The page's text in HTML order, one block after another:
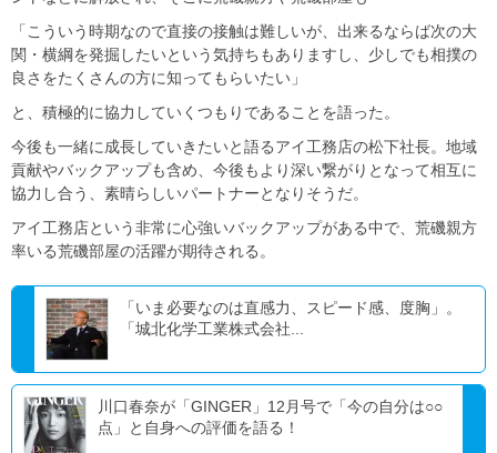
「こういう時期なので直接の接触は難しいが、出来るならば次の大
関・横綱を発掘したいという気持ちもありますし、少しでも相撲の
良さをたくさんの方に知ってもらいたい」
と、積極的に協力していくつもりであることを語った。
今後も一緒に成長していきたいと語るアイ工務店の松下社長。地域
貢献やバックアップも含め、今後もより深い繋がりとなって相互に
協力し合う、素晴らしいパートナーとなりそうだ。
アイ工務店という非常に心強いバックアップがある中で、荒磯親方
率いる荒磯部屋の活躍が期待される。
「いま必要なのは直感力、スピード感、度胸」。
「城北化学工業株式会社...
川口春奈が「GINGER」12月号で「今の自分は○○
点」と自身への評価を語る！